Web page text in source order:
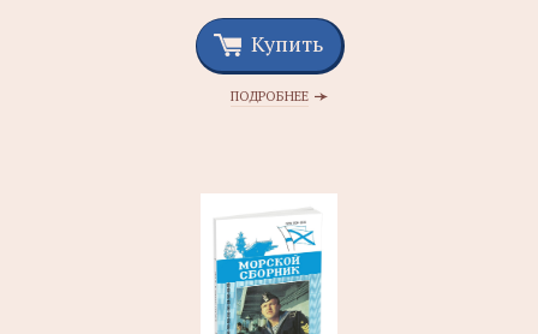
Купить
ПОДРОБНЕЕ